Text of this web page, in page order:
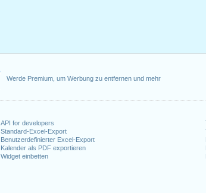
Werde Premium, um Werbung zu entfernen und mehr
API for developers
Standard-Excel-Export
Benutzerdefinierter Excel-Export
Kalender als PDF exportieren
Widget einbetten